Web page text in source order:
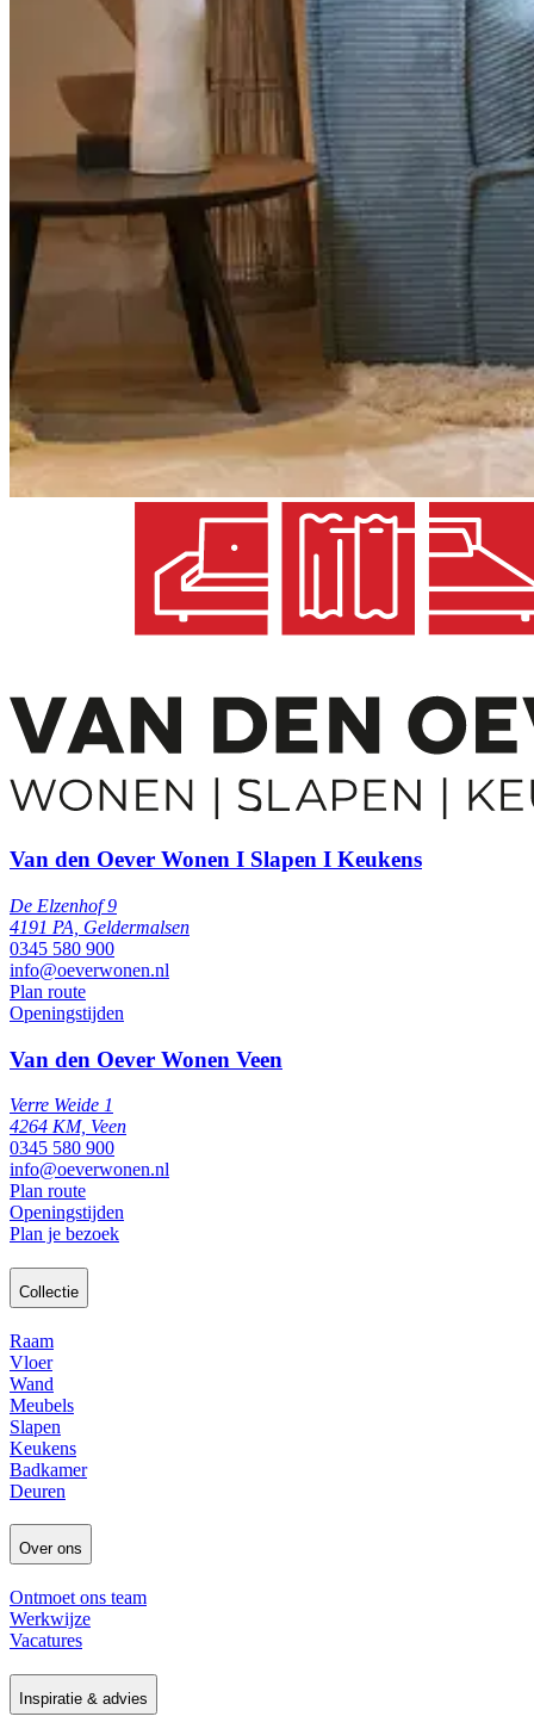
Van den Oever Wonen I Slapen I Keukens
De Elzenhof 9
4191 PA, Geldermalsen
0345 580 900
info@oeverwonen.nl
Plan route
Openingstijden
Van den Oever Wonen Veen
Verre Weide 1
4264 KM, Veen
0345 580 900
info@oeverwonen.nl
Plan route
Openingstijden
Plan je bezoek
Collectie
Raam
Vloer
Wand
Meubels
Slapen
Keukens
Badkamer
Deuren
Over ons
Ontmoet ons team
Werkwijze
Vacatures
Inspiratie & advies